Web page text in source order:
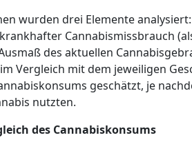
wurden drei Elemente
Cannabismissbrauch
des aktuellen
Vergleich mit dem jeweiligen
geschätzt, je
nutzten.
des Cannabiskonsums